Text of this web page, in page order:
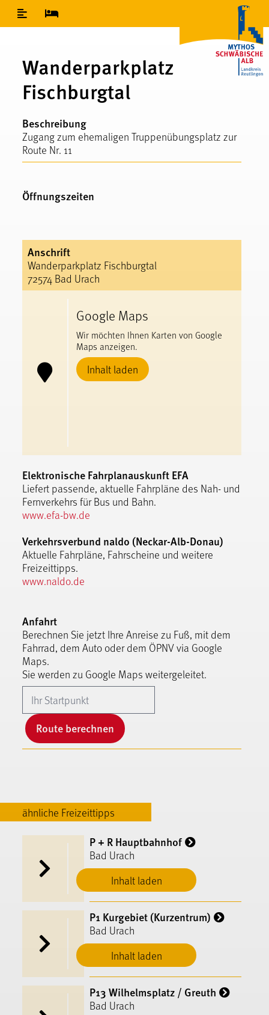
Inhaltsverzeichnis
Wanderparkplatz
Fischburgtal
Beschreibung
Zugang zum ehemaligen Truppenübungsplatz zur
Route Nr. 11
Öffnungszeiten
Anschrift
Wanderparkplatz Fischburgtal
72574 Bad Urach
Google Maps
Wir möchten Ihnen Karten von Google
Maps anzeigen.
Inhalt laden
Elektronische Fahrplanauskunft EFA
Liefert passende, aktuelle Fahrpläne des Nah- und
Fernverkehrs für Bus und Bahn.
www.efa-bw.de
Verkehrsverbund naldo (Neckar-Alb-Donau)
Aktuelle Fahrpläne, Fahrscheine und weitere
Freizeittipps.
www.naldo.de
Anfahrt
Berechnen Sie jetzt Ihre Anreise zu Fuß, mit dem
Fahrrad, dem Auto oder dem ÖPNV via Google
Maps.
Sie werden zu Google Maps weitergeleitet.
Route berechnen
ähnliche Freizeittipps
Inhalt laden
P + R Hauptbahnhof
Bad Urach
Inhalt laden
P1 Kurgebiet (Kurzentrum)
Bad Urach
P13 Wilhelmsplatz / Greuth
Bad Urach